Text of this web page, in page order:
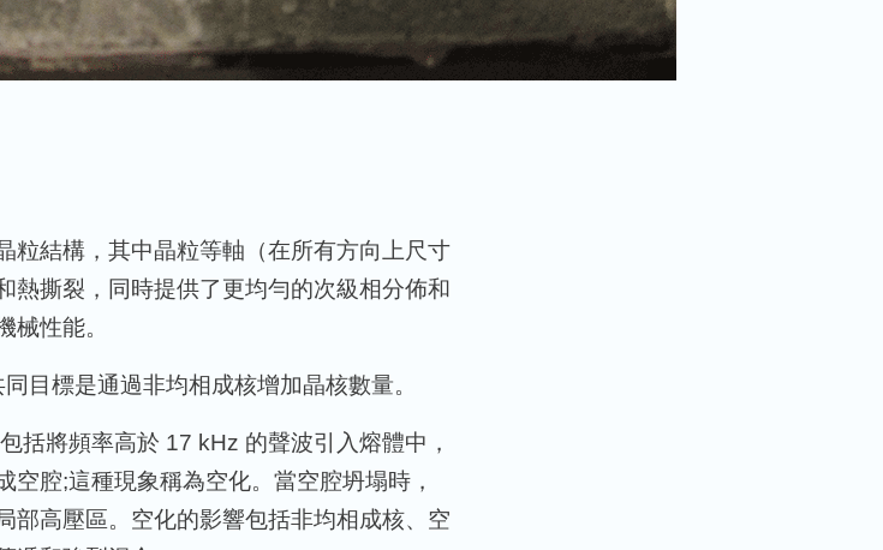
粒結構，其中晶粒等軸（在所有方向上尺寸
熱撕裂，同時提供了更均勻的次級相分佈和
械性能。
目標是通過非均相成核增加晶核數量。
括將頻率高於 17 kHz 的聲波引入熔體中，
空腔;這種現象稱為空化。當空腔坍塌時，
部高壓區。空化的影響包括非均相成核、空